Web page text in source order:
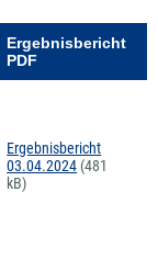
Ergebnisbericht
PDF
Ergebnisbericht
03.04.2024 (481
kB)